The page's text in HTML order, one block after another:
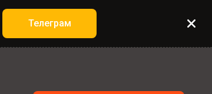
Телеграм